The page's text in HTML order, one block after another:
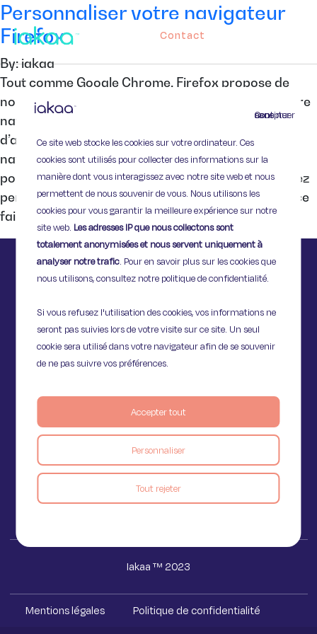
Continuer sans accepter
Ce site web stocke les cookies sur votre ordinateur. Ces
cookies sont utilisés pour collecter des informations sur la
manière dont vous interagissez avec notre site web et nous
permettent de nous souvenir de vous. Nous utilisons les
cookies pour vous garantir la meilleure expérience sur notre
site web. Les adresses IP que nous collectons sont
totalement anonymisées et nous servent uniquement à
analyser notre trafic. Pour en savoir plus sur les cookies que
nous utilisons, consultez notre politique de confidentialité.
Si vous refusez l'utilisation des cookies, vos informations ne
seront pas suivies lors de votre visite sur ce site. Un seul
cookie sera utilisé dans votre navigateur afin de se souvenir
de ne pas suivre vos préférences.
Personnaliser
Tout rejeter
Accepter tout
Contact
Personnaliser votre navigateur
Firefox
By: iakaa
Tout comme Google Chrome, Firefox propose de
nombreuses options de personnalisation pour votre
navigateur web. Voici quelques possibilités parmi
d’autres qui vous aideront à faire de Firefox un
navigateur qui vous ressemble ! Choisir un thème
pour un navigateur Firefox Sur Firefox, vous pouvez
personnaliser le thème de votre navigateur. Pour ce
faire, rendez-vous sur la […]
11 Rue de Provence,
75009 Paris
Voir le blog
Iakaa ™ 2023
Mentions légales Politique de confidentialité